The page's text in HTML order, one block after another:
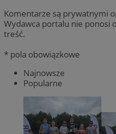
Komentarze są prywatnymi
Wydawca portalu nie ponosi
treść.
* pola obowiązkowe
Najnowsze
Popularne